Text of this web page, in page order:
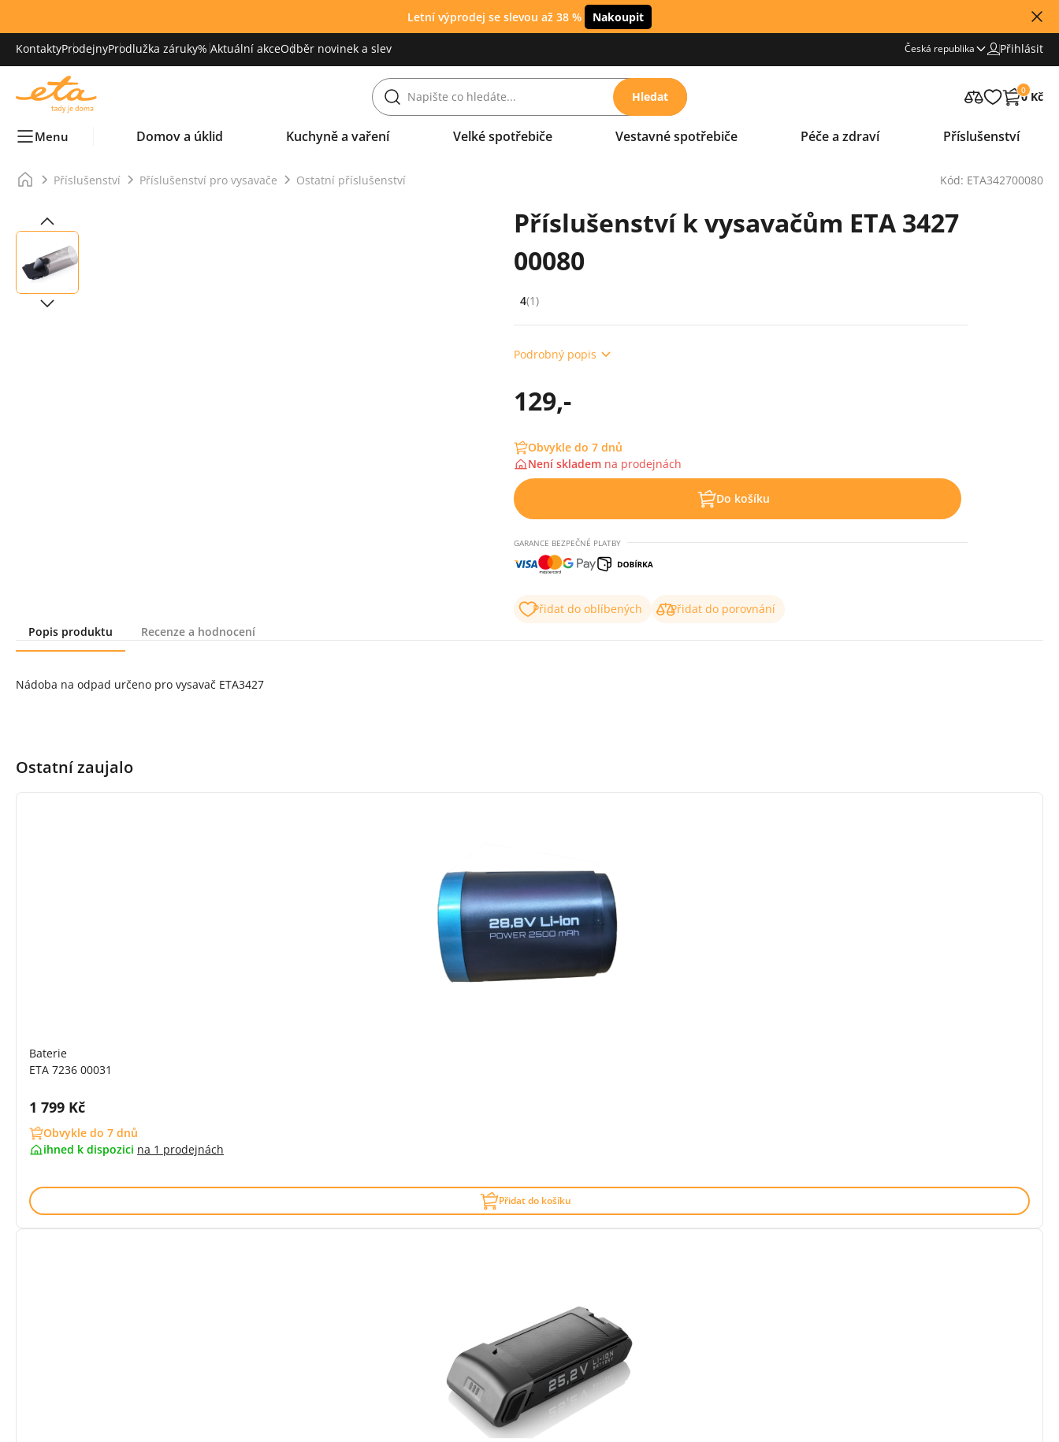
Letní výprodej se slevou až 38 % Nakoupit
KontaktyProdejnyProdlužka záruky% Aktuální akceOdběr novinek a slev Česká republika Přihlásit
Hledat 0
0 Kč
Menu Domov a úklid Kuchyně a vaření Velké spotřebiče Vestavné spotřebiče Péče a zdraví Příslušenství
Příslušenství Příslušenství pro vysavače Ostatní příslušenství Kód: ETA342700080
Příslušenství k vysavačům ETA 3427
00080
Hodnocení: 4 z 5 (1 recenzí)
4(1)
Podrobný popis
129,-
Obvykle do 7 dnů
Není skladem na prodejnách
Do košíku
GARANCE BEZPEČNÉ PLATBY
Přidat do oblíbených
Přidat do porovnání
Popis produktu
Recenze a hodnocení
Nádoba na odpad určeno pro vysavač ETA3427
Ostatní zaujalo
Baterie
ETA 7236 00031
Cena s DPH:
1 799 Kč
Obvykle do 7 dnů
ihned k dispozici na 1 prodejnách
Přidat do košíku